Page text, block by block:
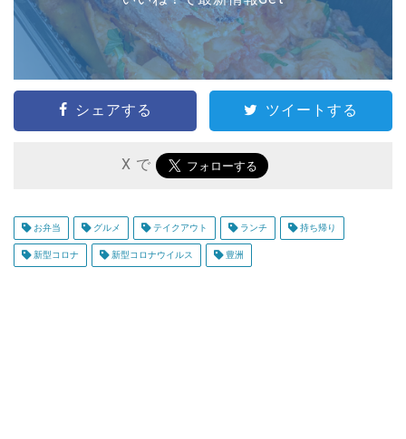
シェアする ツイートする
X で
お弁当 グルメ テイクアウト ランチ 持ち帰り
新型コロナ 新型コロナウイルス 豊洲